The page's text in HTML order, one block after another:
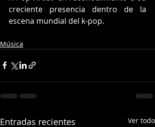
creciente presencia dentro de la
escena mundial del k-pop.
Música
Entradas recientes Ver todo